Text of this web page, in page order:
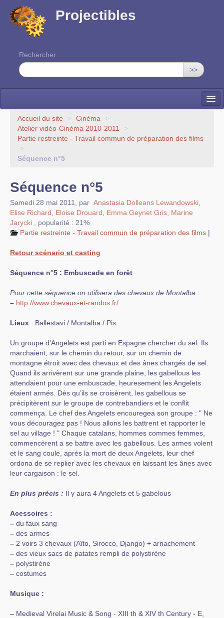
Projectibles
Rechercher :
>>
La ruche
Une classe à projets
Cinéma
Accueil du site > Cinéma
>
Atelier vidéo-Cinéma 2010-2011
>
Partie restreinte - Travail commun de préparation des films
>
Séquence n°5
Séquence n°5
Samedi 28 mai 2011 par Anastasia Dolleans Lewandowski
Elise Richard
Eloise Drouard Emma Geynet Gris Marine
Jarycki
popularité : 21%
Partie restreinte - Travail commun de préparation des films |
Retour scénario et casting
Séquence n°5 : Embuscade en forêt
Pour cette séquence on utilisera des chevaux de Montalba :
– http://www.chevaux-et-randos.fr/
Lieux : Ballestavi / Montalba / Pis
Un groupe d’Angelets est parti en Espagne chercher du sel. Ils
marchaient, sur le chemin du retour, sur un chemin de
montagne étroit avec des chevaux et des ânes chargés de sel.
Quand ils arrivèrent sur une grande plaine, les gabellous les
attendaient pour une embuscade, heuresement les Angelets
étaient armés. Dès qu’ils se croisèrent, les gabellous se
précipitèrent sur le groupe de contrebandiers et le conflit
commença. Le chef des Angelets encouregea son groupe : " Ne
vous découragez pas ! Nous allons les battrent et rapporter le
sel au village ! " Chaque catalans, hommes commes femmes,
commencèrent a se battre avec les gabellous. Les armes volent
et le sang coule, après la mort de deux Angelets, leur chef
ordona de se replier avec les chevaux en laissant les ânes avec
leur cargaison : le sel.
En plus précis : Il y aura 4 Angelets et 5 gabelous
Acessoires :
– du faux sang
– des armes
– 2 voirs 3 chevaux (Aïto, Sirocco, Django) + arnachement
– des vieux sacs de patates rempli de polystirène
– polystirène
– costumes
Musique :
– Medieval Virelai Music & Song - XIII th & XIV th Century - E,